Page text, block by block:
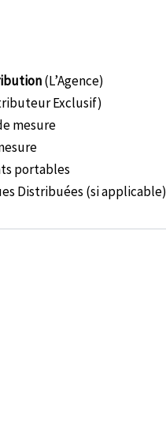
(L’Agence)
Exclusif)
mesure
portables
Distribuées (si applicable)